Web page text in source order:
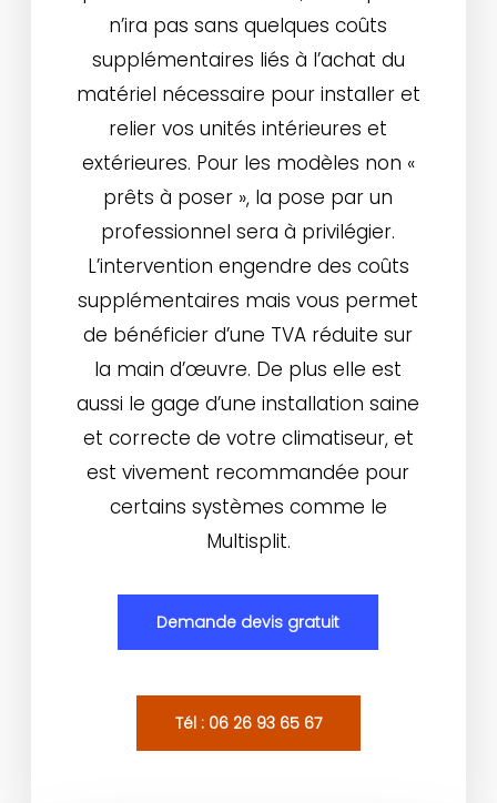
n’ira pas sans quelques coûts
supplémentaires liés à l’achat du
matériel nécessaire pour installer et
relier vos unités intérieures et
extérieures. Pour les modèles non «
prêts à poser », la pose par un
professionnel sera à privilégier.
L’intervention engendre des coûts
supplémentaires mais vous permet
de bénéficier d’une TVA réduite sur
la main d’œuvre. De plus elle est
aussi le gage d’une installation saine
et correcte de votre climatiseur, et
est vivement recommandée pour
certains systèmes comme le
Multisplit.
Demande devis gratuit
Tél : 06 26 93 65 67